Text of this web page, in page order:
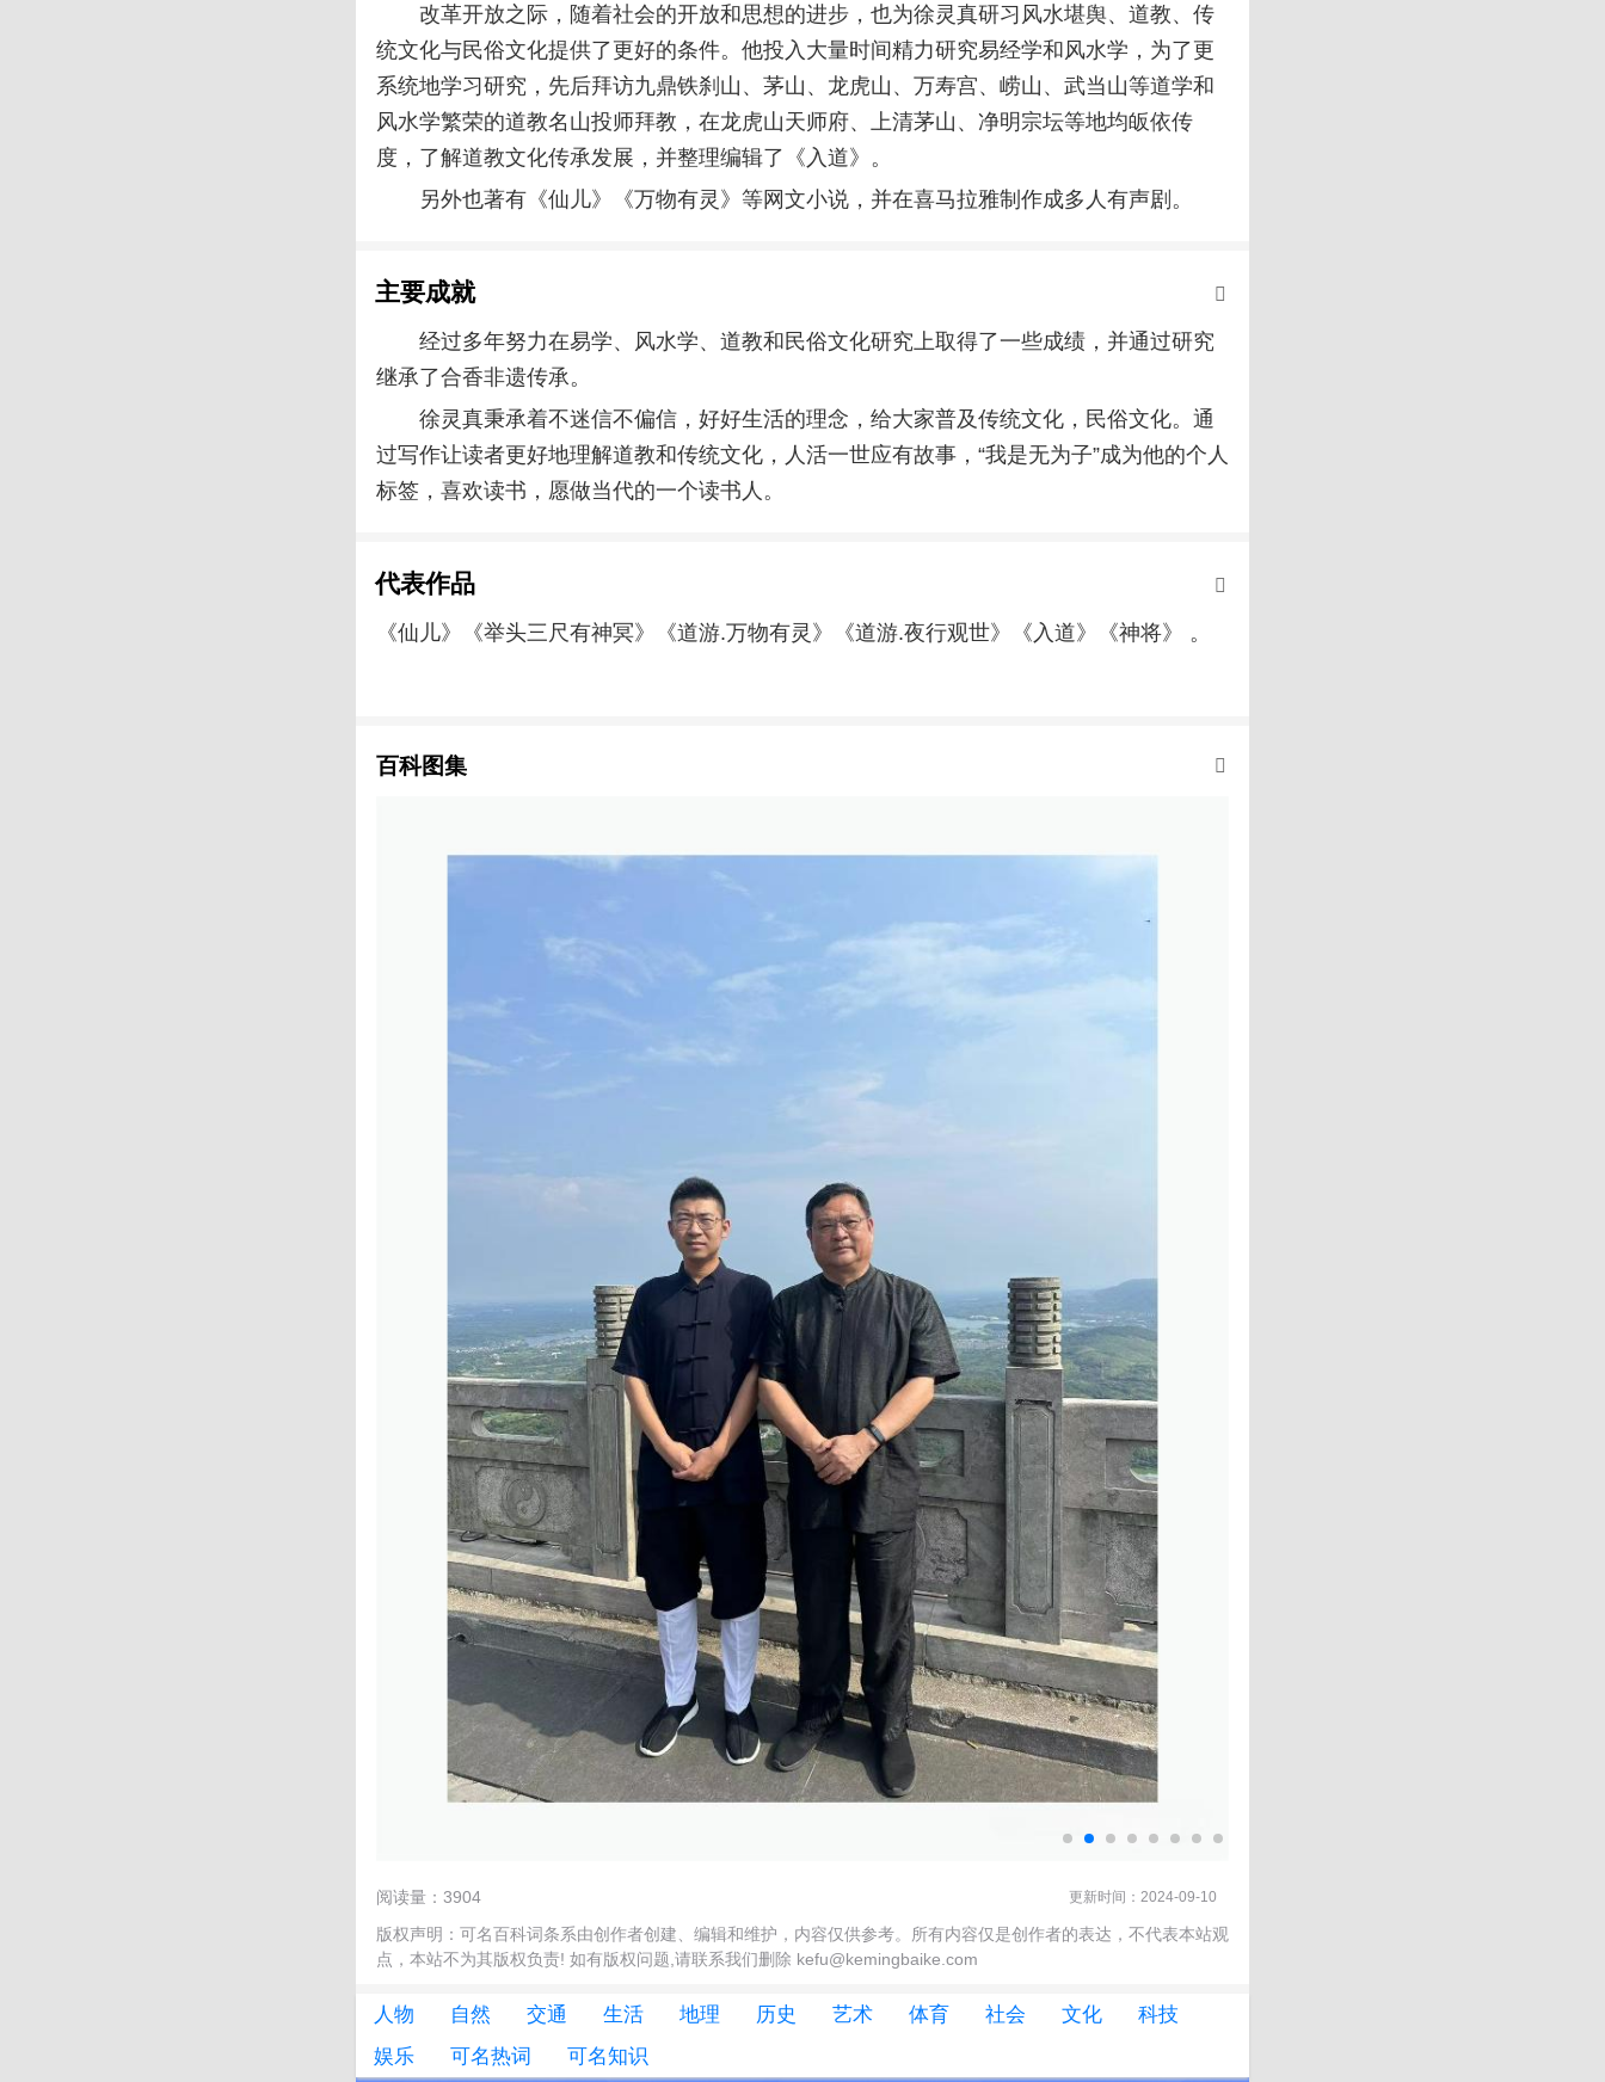
改革开放之际，随着社会的开放和思想的进步，也为徐灵真研习风水堪舆、道教、传
统文化与民俗文化提供了更好的条件。他投入大量时间精力研究易经学和风水学，为了更
系统地学习研究，先后拜访九鼎铁刹山、茅山、龙虎山、万寿宫、崂山、武当山等道学和
风水学繁荣的道教名山投师拜教，在龙虎山天师府、上清茅山、净明宗坛等地均皈依传
度，了解道教文化传承发展，并整理编辑了《入道》。
另外也著有《仙儿》《万物有灵》等网文小说，并在喜马拉雅制作成多人有声剧。
主要成就
经过多年努力在易学、风水学、道教和民俗文化研究上取得了一些成绩，并通过研究
继承了合香非遗传承。
徐灵真秉承着不迷信不偏信，好好生活的理念，给大家普及传统文化，民俗文化。通
过写作让读者更好地理解道教和传统文化，人活一世应有故事，“我是无为子”成为他的个人
标签，喜欢读书，愿做当代的一个读书人。
代表作品
《仙儿》《举头三尺有神冥》《道游.万物有灵》《道游.夜行观世》《入道》《神将》 。
百科图集
阅读量：3904 更新时间：2024-09-10
版权声明：可名百科词条系由创作者创建、编辑和维护，内容仅供参考。所有内容仅是创作者的表达，不代表本站观
点，本站不为其版权负责! 如有版权问题,请联系我们删除 kefu@kemingbaike.com
人物 自然 交通 生活 地理 历史 艺术 体育 社会 文化
科技
娱乐
可名热词 可名知识